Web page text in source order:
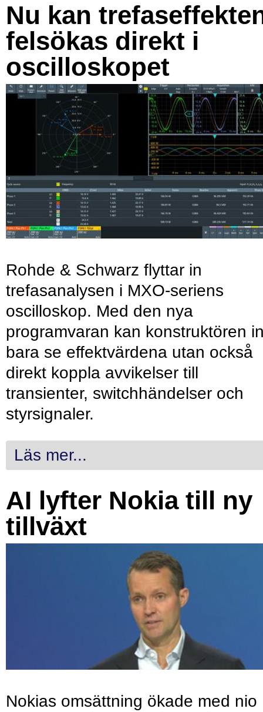
Nu kan
felsökas direkt i
oscilloskopet
Rohde & Schwarz flyttar in
trefasanalysen i MXO-seriens
oscilloskop. Med den nya
programvaran kan konstruktören
bara se effektvärdena utan också
direkt koppla avvikelser till
transienter, switchhändelser och
styrsignaler.
Läs mer...
AI lyfter Nokia till ny
tillväxt
Nokias omsättning ökade med nio